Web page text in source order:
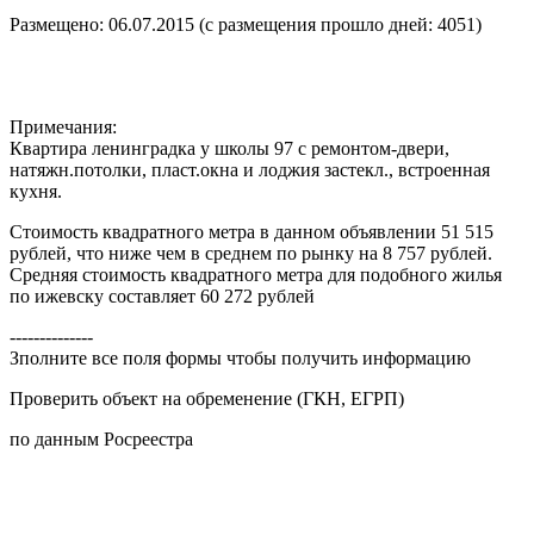
Размещено: 06.07.2015 (с размещения прошло дней: 4051)
Примечания:
Квартира ленинградка у школы 97 с ремонтом-двери,
натяжн.потолки, пласт.окна и лоджия застекл., встроенная
кухня.
Стоимость квадратного метра в данном объявлении 51 515
рублей, что ниже чем в среднем по рынку на 8 757 рублей.
Средняя стоимость квадратного метра для подобного жилья
по ижевску составляет 60 272 рублей
--------------
Зполните все поля формы чтобы получить информацию
Проверить объект на обременение (ГКН, ЕГРП)
по данным Росреестра